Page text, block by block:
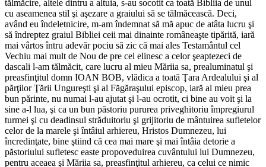
tălmăcire, altele dintru a altuia, s-au socotit ca toată Bibliia de unul
cu aseamenea stil şi aşezare a graiului să se tălmăcească. Deci,
având eu îndeletnicire, m-am îndemnat să mă apuc de atâta lucru şi
să îndreptez graiul Bibliei ceii mai dinainte româneaşte tipărită, iară
mai vârtos întru adevăr pociu să zic că mai ales Testamântul cel
Vechiu mai mult de Nou de pre cel elinesc a celor şeaptezeci de
dascali l-am tălmăcit, care lucru al mieu Măriia sa, prealuminatul şi
preasfinţitul domn IOAN BOB, vlădica a toată Ţara Ardealului şi al
părţilor Ţării Ungureşti şi al Făgăraşului episcop, iară al mieu prea
bun părinte, nu numai l-au ajutat şi l-au ocrotit, ci bine au voit şi la
sine a-l lua, şi ca un bun păstoriu pururea priveghitoriu împregiurul
turmei şi cu deadinsul străduitoriu şi grijitoriu de mântuirea sufletelor
celor de la marele şi întâiul arhiereu, Hristos Dumnezeu, lui
încredinţate, bine ştiind că cea mai mare şi mai întâia detorie a
păstoriului sufletesc easte propoveduirea cuvântului lui Dumnezeu,
pentru aceaea şi Măriia sa, preasfinţitul arhiereu, ca celui ce nimic